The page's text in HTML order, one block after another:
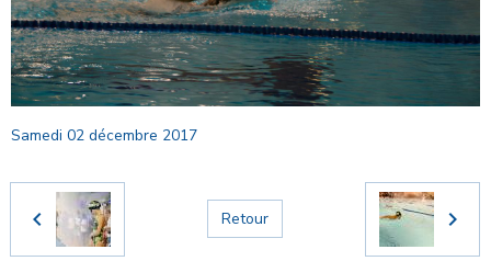
Samedi 02 décembre 2017
Retour